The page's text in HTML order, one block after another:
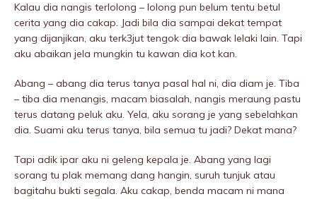
Kalau dia nangis terlolong – lolong pun belum tentu betul
cerita yang dia cakap. Jadi bila dia sampai dekat tempat
yang dijanjikan, aku terk3jut tengok dia bawak lelaki lain. Tapi
aku abaikan jela mungkin tu kawan dia kot kan.
Abang – abang dia terus tanya pasal hal ni, dia diam je. Tiba
– tiba dia menangis, macam biasalah, nangis meraung pastu
terus datang peIuk aku. Yela, aku sorang je yang sebeIahkan
dia. Suami aku terus tanya, bila semua tu jadi? Dekat mana?
Tapi adik ipar aku ni geleng kepala je. Abang yang lagi
sorang tu plak memang dang hangin, suruh tunjuk atau
bagitahu bukti segala. Aku cakap, benda macam ni mana